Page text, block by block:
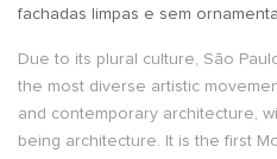
fachadas limpas e sem
Due to its plural culture, São
the most diverse artistic
and contemporary architecture,
being architecture. It is the first